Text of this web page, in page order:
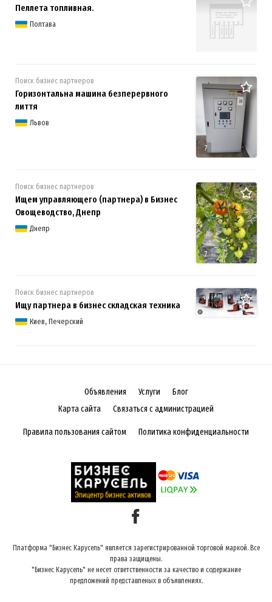
Пеллета топливная.
Полтава
7
Поиск бизнес партнеров
Горизонтальна машина безперервного
лиття
Львов
7
Поиск бизнес партнеров
Ищем управляющего (партнера) в Бизнес
Овощеводство, Днепр
Днепр
Поиск бизнес партнеров
Ищу партнера в бизнес складская техника
Киев, Печерский
Объявления Услуги
Блог
Карта сайта
Связаться с администрацией
Правила пользования сайтом Политика конфиденциальности
Платформа "Бизнес Карусель" является зарегистрированной торговой маркой. Все
права защищены.
"Бизнес Карусель" не несет ответственности за качество и содержание
предложений представленых в объявлениях.